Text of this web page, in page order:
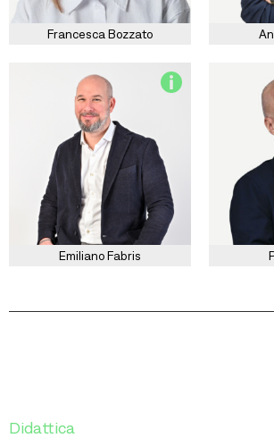
Francesca Bozzato
Emiliano Fabris
Didattica